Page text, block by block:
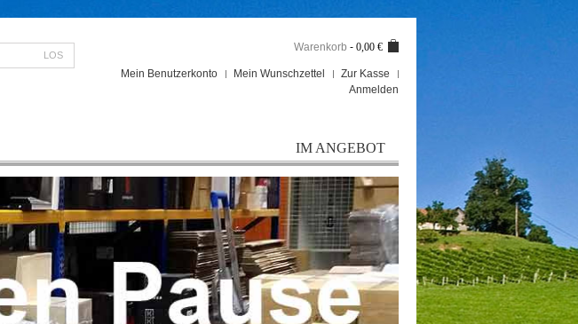
LOS
Warenkorb - 0,00 €
Mein Benutzerkonto Mein Wunschzettel
Zur Kasse
Anmelden
IM ANGEBOT